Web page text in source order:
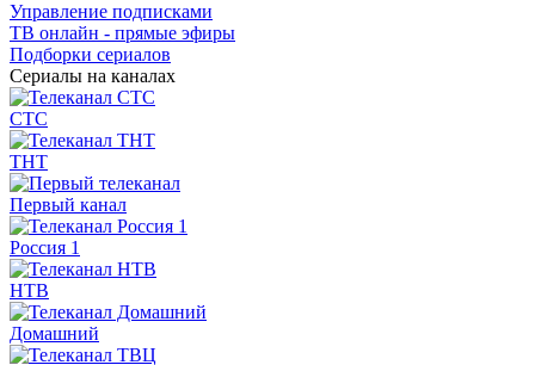
Управление подписками
ТВ онлайн - прямые эфиры
Подборки сериалов
Сериалы на каналах
СТС
ТНТ
Первый канал
Россия 1
НТВ
Домашний